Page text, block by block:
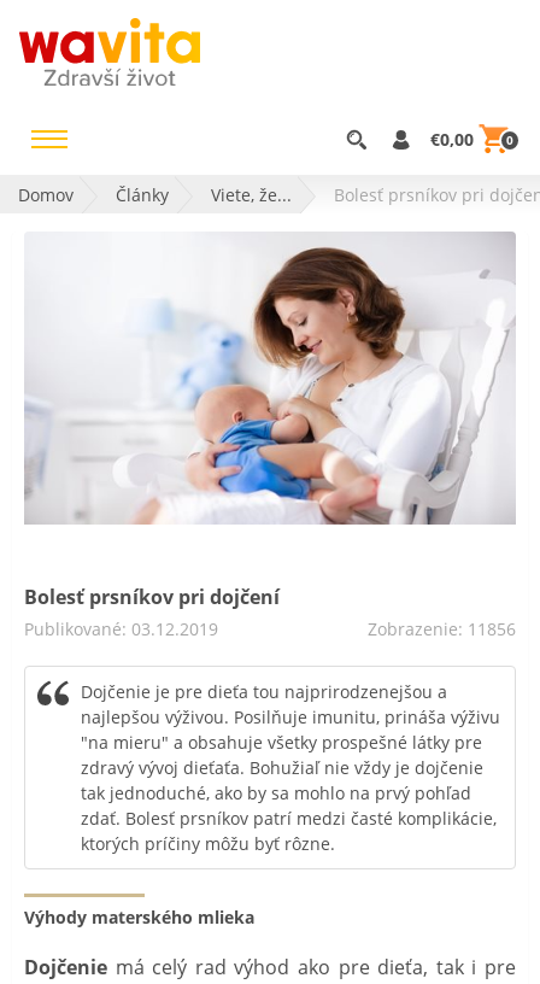
€0,00 0
Domov Články Viete, že... Bolesť prsníkov pri
Bolesť prsníkov pri dojčení
Publikované: 03.12.2019 Zobrazenie: 11856
Dojčenie je pre dieťa tou najprirodzenejšou a
najlepšou výživou. Posilňuje imunitu, prináša výživu
"na mieru" a obsahuje všetky prospešné látky pre
zdravý vývoj dieťaťa. Bohužiaľ nie vždy je dojčenie
tak jednoduché, ako by sa mohlo na prvý pohľad
zdať. Bolesť prsníkov patrí medzi časté komplikácie,
ktorých príčiny môžu byť rôzne.
Výhody materského mlieka
Dojčenie má celý rad výhod ako pre dieťa, tak i pre